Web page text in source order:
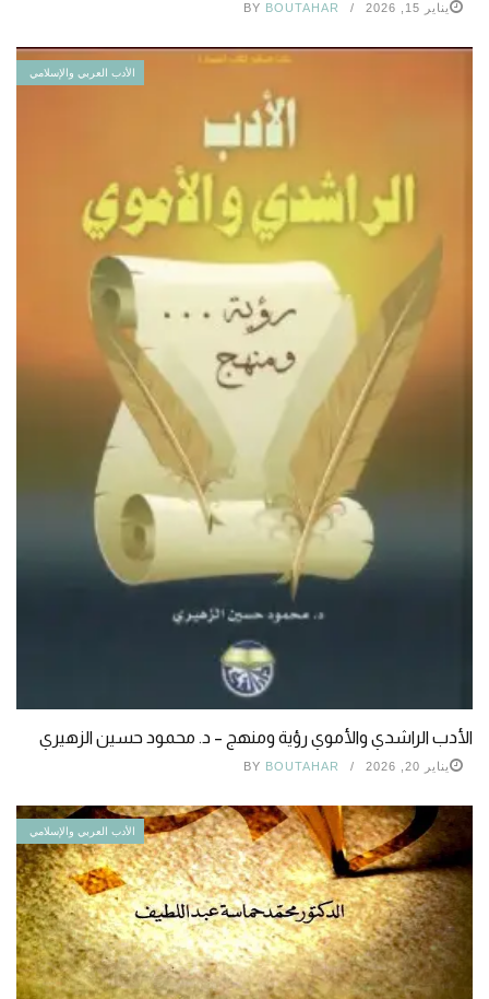
يناير 15, 2026 BY BOUTAHAR
الأدب العربي والإسلامي
الأدب الراشدي والأموي رؤية ومنهج – د. محمود حسين الزهيري
يناير 20, 2026 BY BOUTAHAR
الأدب العربي والإسلامي